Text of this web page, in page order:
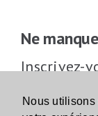
Nous
Ne
Inscrivez-
Inscrivez-